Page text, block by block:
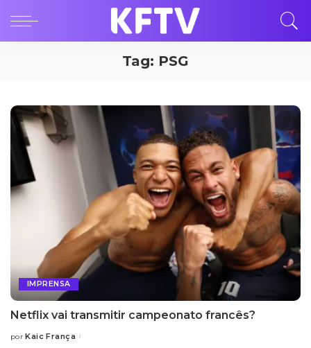
Tag: PSG
IMPRENSA
Netflix vai transmitir campeonato francês?
Posted
por Kaic França